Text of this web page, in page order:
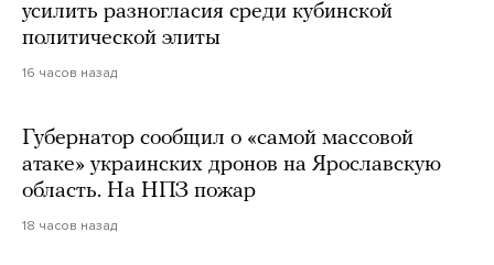
усилить разногласия среди кубинской
политической элиты
16 часов назад
Губернатор сообщил о «самой массовой
атаке» украинских дронов на Ярославскую
область. На НПЗ пожар
18 часов назад